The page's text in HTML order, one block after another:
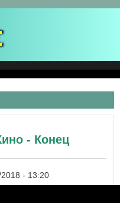
- Конец
- 13:20